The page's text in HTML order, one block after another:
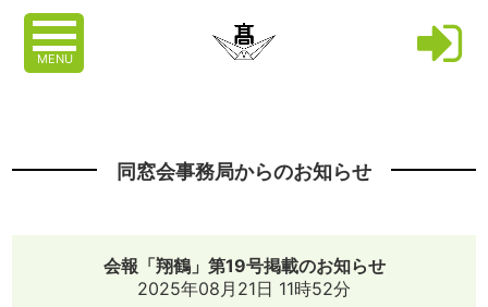
MENU
同窓会事務局からのお知らせ
会報「翔鶴」第19号掲載のお知らせ
2025年08月21日 11時52分